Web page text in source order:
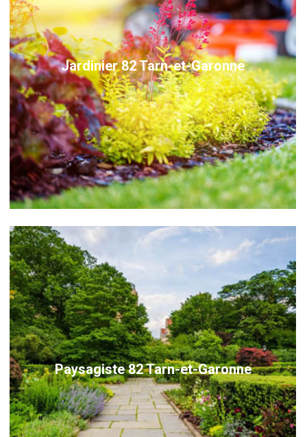
Jardinier 82 Tarn-et-Garonne
Paysagiste 82 Tarn-et-Garonne